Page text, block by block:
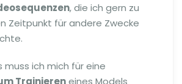
, die ich gern zu
Zeitpunkt für andere Zwecke
muss ich mich für eine
Trainiereneines Models